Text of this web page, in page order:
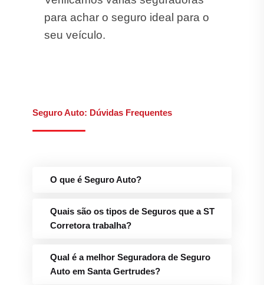
para achar o seguro ideal para o
seu veículo.
Seguro Auto: Dúvidas Frequentes
O que é Seguro Auto?
Quais são os tipos de Seguros que a ST
Corretora trabalha?
Qual é a melhor Seguradora de Seguro
Auto em Santa Gertrudes?